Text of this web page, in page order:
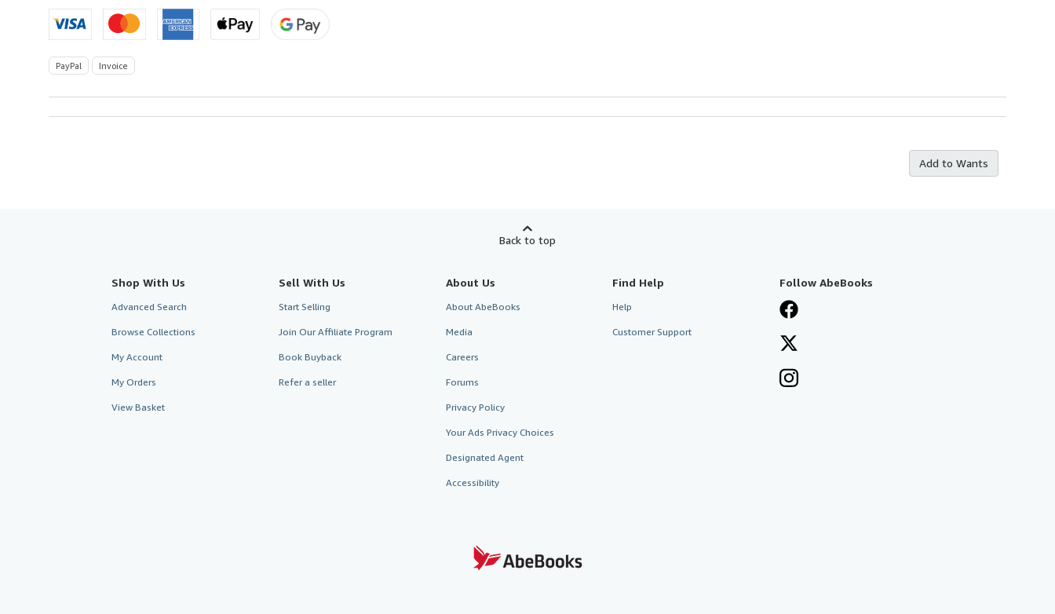
PayPal Invoice
Add to Wants
Back to top
Shop With Us
Advanced Search
Browse Collections
My Account
My Orders
View Basket
Sell With Us
Start Selling
Join Our Affiliate Program
Book Buyback
Refer a seller
About Us
About AbeBooks
Media
Careers
Forums
Privacy Policy
Your Ads Privacy Choices
Designated Agent
Accessibility
Find Help
Help
Customer Support
Follow AbeBooks